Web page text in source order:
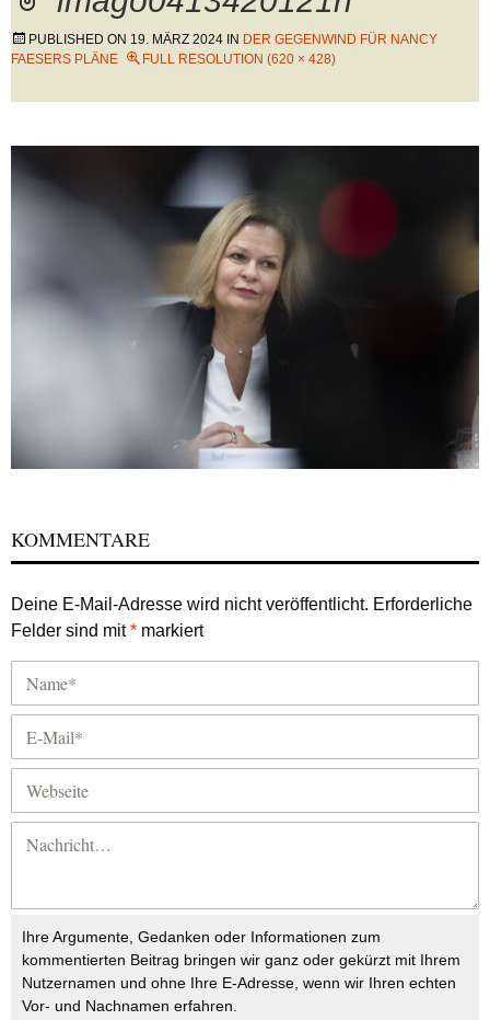
PUBLISHED ON 19. MÄRZ 2024 IN DER GEGENWIND FÜR NANCY
FAESERS PLÄNE
FULL RESOLUTION (620 × 428)
KOMMENTARE
Deine E-Mail-Adresse wird nicht veröffentlicht. Erforderliche
Felder sind mit* markiert
Ihre Argumente, Gedanken oder Informationen zum
kommentierten Beitrag bringen wir ganz oder gekürzt mit Ihrem
Nutzernamen und ohne Ihre E-Adresse, wenn wir Ihren echten
Vor- und Nachnamen erfahren.